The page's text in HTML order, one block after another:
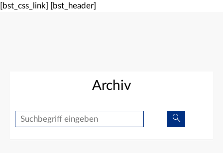
[bst_css_link] [bst_header]
Archiv
Suche Suche